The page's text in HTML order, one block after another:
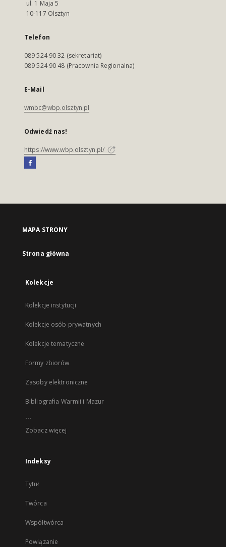
ul. 1 Maja 5
10-117 Olsztyn
Telefon
089 524 90 32 (sekretariat)
089 524 90 48 (Pracownia Regionalna)
E-Mail
wmbc@wbp.olsztyn.pl
Odwiedź nas!
https://www.wbp.olsztyn.pl/
MAPA STRONY
Strona główna
Kolekcje
Kolekcje instytucji
Kolekcje osób prywatnych
Kolekcje tematyczne
Formy zbiorów
Zasoby elektroniczne
Bibliografia Warmii i Mazur
...
Zobacz więcej
Indeksy
Tytuł
Twórca
Współtwórca
Powiązanie